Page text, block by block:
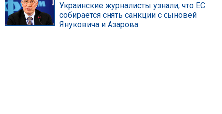
Украинские журналисты узнали, что ЕС
собирается снять санкции с сыновей
Януковича и Азарова